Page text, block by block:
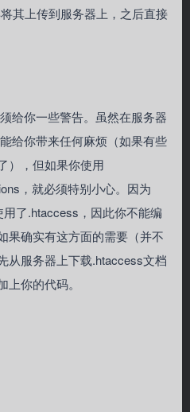
其上传到服务器上，之后直接
给你一些警告。虽然在服务器
给你带来任何麻烦（如果有些
），但如果你使用
，就必须特别小心。因为
了.htaccess，因此你不能编
果确实有这方面的需要（并不
从服务器上下载.htaccess文档
上你的代码。